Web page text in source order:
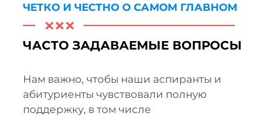
ЧЕТКО И ЧЕСТНО О САМОМ ГЛАВНОМ
ЧАСТО ЗАДАВАЕМЫЕ ВОПРОСЫ
Нам важно, чтобы наши аспиранты и
абитуриенты чувствовали полную
поддержку, в том числе